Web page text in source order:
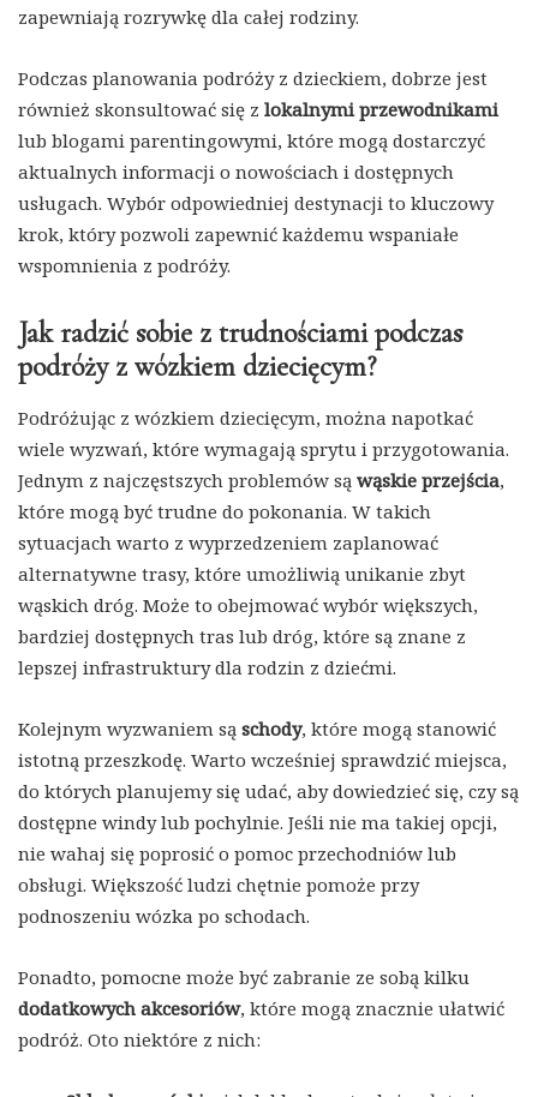
zapewniają rozrywkę dla całej rodziny.
Podczas planowania podróży z dzieckiem, dobrze jest
również skonsultować się z lokalnymi przewodnikami
lub blogami parentingowymi, które mogą dostarczyć
aktualnych informacji o nowościach i dostępnych
usługach. Wybór odpowiedniej destynacji to kluczowy
krok, który pozwoli zapewnić każdemu wspaniałe
wspomnienia z podróży.
Jak radzić sobie z trudnościami podczas
podróży z wózkiem dziecięcym?
Podróżując z wózkiem dziecięcym, można napotkać
wiele wyzwań, które wymagają sprytu i przygotowania.
Jednym z najczęstszych problemów są wąskie przejścia,
które mogą być trudne do pokonania. W takich
sytuacjach warto z wyprzedzeniem zaplanować
alternatywne trasy, które umożliwią unikanie zbyt
wąskich dróg. Może to obejmować wybór większych,
bardziej dostępnych tras lub dróg, które są znane z
lepszej infrastruktury dla rodzin z dziećmi.
Kolejnym wyzwaniem są schody, które mogą stanowić
istotną przeszkodę. Warto wcześniej sprawdzić miejsca,
do których planujemy się udać, aby dowiedzieć się, czy są
dostępne windy lub pochylnie. Jeśli nie ma takiej opcji,
nie wahaj się poprosić o pomoc przechodniów lub
obsługi. Większość ludzi chętnie pomoże przy
podnoszeniu wózka po schodach.
Ponadto, pomocne może być zabranie ze sobą kilku
dodatkowych akcesoriów, które mogą znacznie ułatwić
podróż. Oto niektóre z nich: